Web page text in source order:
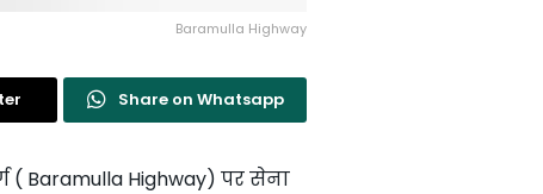
Baramulla Highway
Share on Whatsapp
( Baramulla Highway) पर सेना